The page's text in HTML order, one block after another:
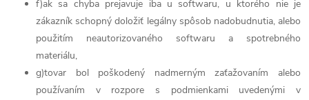
f)ak sa chyba prejavuje iba u softwaru, u ktorého nie je
zákazník schopný doložiť legálny spôsob nadobudnutia, alebo
použitím neautorizovaného softwaru a spotrebného
materiálu,
g)tovar bol poškodený nadmerným zaťažovaním alebo
používaním v rozpore s podmienkami uvedenými v